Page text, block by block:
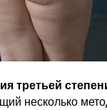
третьей
несколько